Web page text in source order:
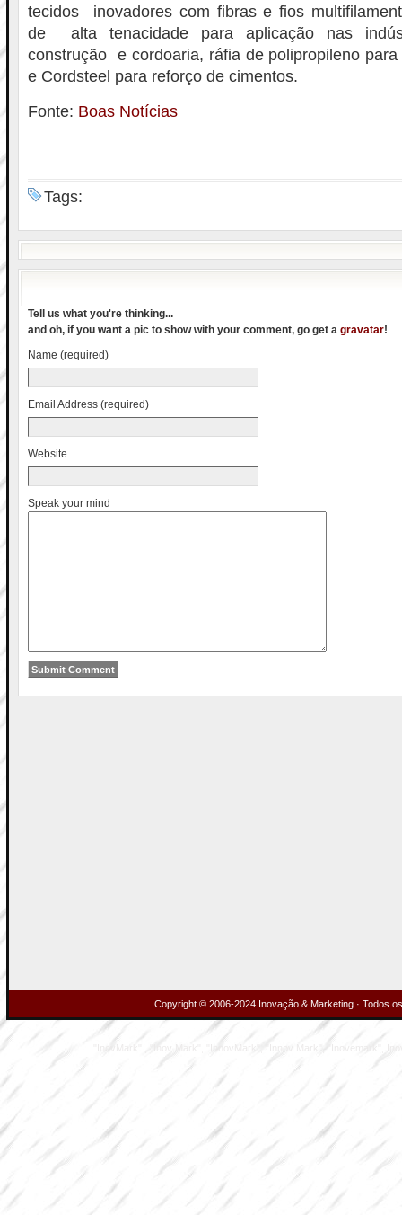
tecidos inovadores com fibras e fios
de alta tenacidade para aplicação nas
construção e cordoaria, ráfia de polipropileno
e Cordsteel para reforço de cimentos.
Fonte: Boas Notícias
Tags:
Tell us what you're thinking...
and oh, if you want a pic to show with your comment, go get a gravatar!
Name (required)
Email Address (required)
Website
Speak your mind
Copyright © 2006-2024 Inovação & Marketing · Todos